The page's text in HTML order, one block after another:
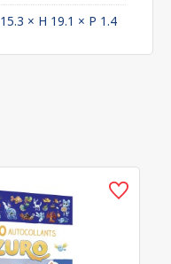
× H 19.1 × P 1.4